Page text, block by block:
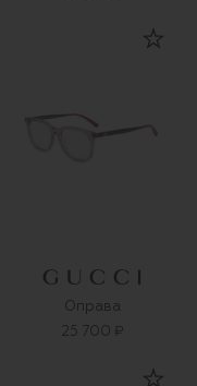
Оправа
25 700 ₽